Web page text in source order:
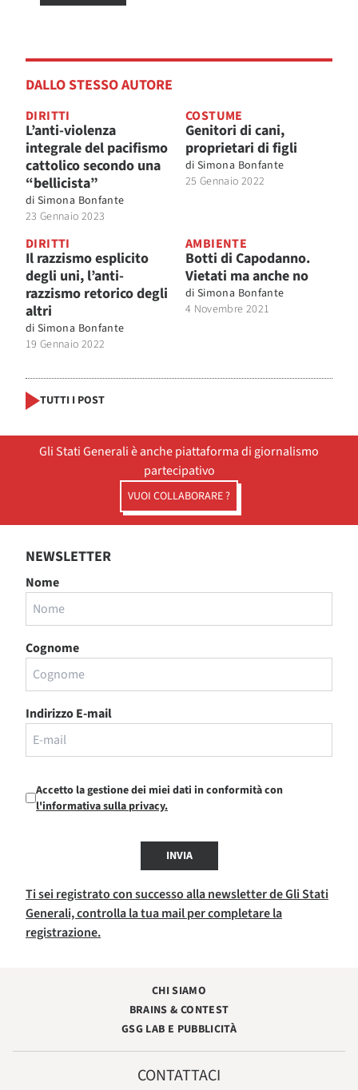
DALLO STESSO AUTORE
DIRITTI
L’anti-violenza
integrale del pacifismo
cattolico secondo una
“bellicista”
di Simona Bonfante
23 Gennaio 2023
COSTUME
Genitori di cani,
proprietari di figli
di Simona Bonfante
25 Gennaio 2022
DIRITTI
Il razzismo esplicito
degli uni, l’anti-
razzismo retorico degli
altri
di Simona Bonfante
19 Gennaio 2022
AMBIENTE
Botti di Capodanno.
Vietati ma anche no
di Simona Bonfante
4 Novembre 2021
TUTTI I POST
Gli Stati Generali è anche piattaforma di giornalismo
partecipativo
VUOI COLLABORARE ?
NEWSLETTER
Nome
Cognome
Indirizzo E-mail
Accetto la gestione dei miei dati in conformità con
l'informativa sulla privacy.
INVIA
Ti sei registrato con successo alla newsletter de Gli Stati
Generali, controlla la tua mail per completare la
registrazione.
CHI SIAMO
BRAINS & CONTEST
GSG LAB E PUBBLICITÀ
CONTATTACI